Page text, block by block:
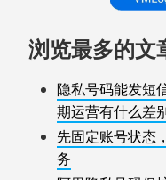
浏览最多的文
隐私号码能发短
期运营有什么差
先固定账号状态
务